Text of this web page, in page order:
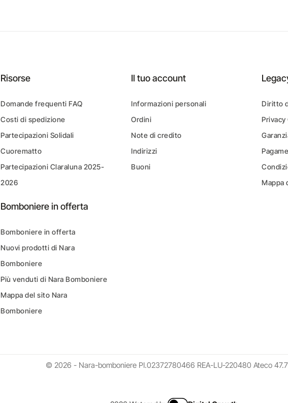
Risorse
Domande frequenti FAQ
Costi di spedizione
Partecipazioni Solidali
Cuorematto
Partecipazioni Claraluna 2025-
2026
Bomboniere in offerta
Bomboniere in offerta
Nuovi prodotti di Nara
Bomboniere
Più venduti di Nara Bomboniere
Mappa del sito Nara
Bomboniere
Il tuo account
Informazioni personali
Ordini
Note di credito
Indirizzi
Buoni
Diritto
Privacy
Mappa
© 2026 - Nara-bomboniere PI.02372780466 REA-LU-220480 Ateco